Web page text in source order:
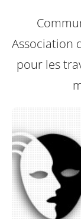
Association
pour les